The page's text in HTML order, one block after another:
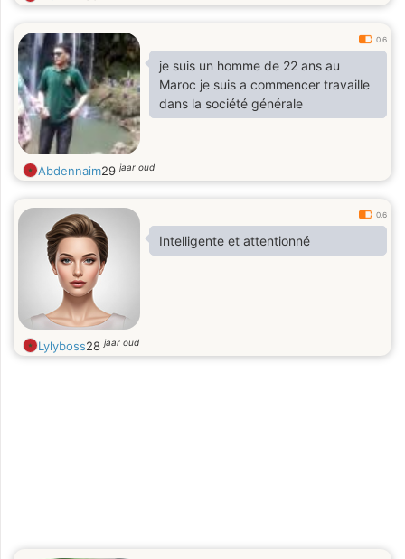
0.6
je suis un homme de 22 ans au
Maroc je suis a commencer travaille
dans la société générale
Abdennaim29jaar oud
0.6
Intelligente et attentionné
Lylyboss28jaar oud